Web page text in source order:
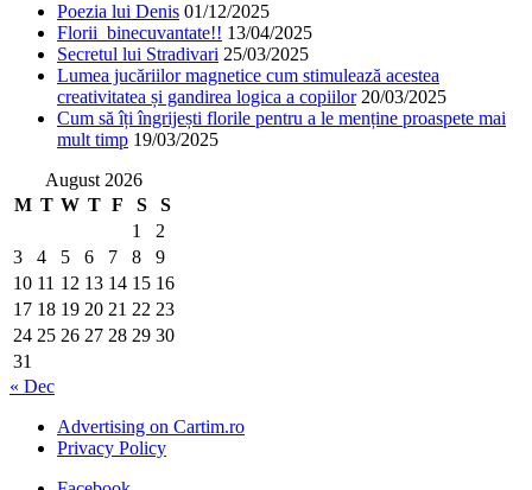
Poezia lui Denis 01/12/2025
Florii binecuvantate!! 13/04/2025
Secretul lui Stradivari 25/03/2025
Lumea jucăriilor magnetice cum stimulează acestea
creativitatea și gandirea logica a copiilor 20/03/2025
Cum să îți îngrijești florile pentru a le menține proaspete mai
mult timp 19/03/2025
August 2026
M T W T F S
S
1
2
3
4 5 6 7 8
9
10 11 12 13 14 15 16
17 18 19 20 21 22 23
24 25 26 27 28 29 30
31
« Dec
Advertising on Cartim.ro
Privacy Policy